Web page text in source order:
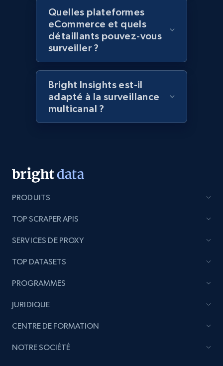
Amazon products by seller URL
Title, Seller name, Brand, Description, Initial
price, Currency, Availability, Reviews count, and
2.1K+ 375+ Commencer
Amazon products global dataset - Collect
more.
2.1K+
Etsy
URL, Product id, Listing inventory id, Title, Rating,
price, and more.
Quelles plateformes
eCommerce et quels
détaillants pouvez-vous
surveiller ?
Bright Insights est-il
adapté à la surveillance
multicanal ?
PRODUITS
TOP SCRAPER APIS
SERVICES DE PROXY
TOP DATASETS
PROGRAMMES
JURIDIQUE
CENTRE DE FORMATION
NOTRE SOCIÉTÉ